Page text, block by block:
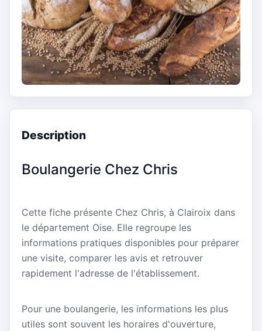
Description
Boulangerie Chez Chris
Cette fiche présente Chez Chris, à Clairoix dans
le département Oise. Elle regroupe les
informations pratiques disponibles pour préparer
une visite, comparer les avis et retrouver
rapidement l'adresse de l'établissement.
Pour une boulangerie, les informations les plus
utiles sont souvent les horaires d'ouverture,